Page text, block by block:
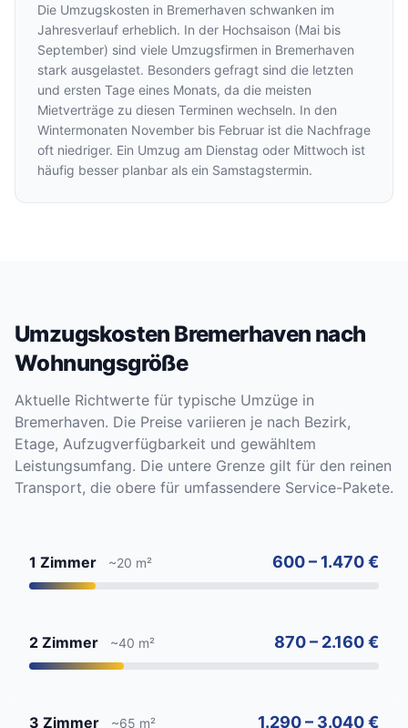
Die Umzugskosten in Bremerhaven schwanken im
Jahresverlauf erheblich. In der Hochsaison (Mai bis
September) sind viele Umzugsfirmen in Bremerhaven
stark ausgelastet. Besonders gefragt sind die letzten
und ersten Tage eines Monats, da die meisten
Mietverträge zu diesen Terminen wechseln. In den
Wintermonaten November bis Februar ist die Nachfrage
oft niedriger. Ein Umzug am Dienstag oder Mittwoch ist
häufig besser planbar als ein Samstagstermin.
Umzugskosten Bremerhaven nach
Wohnungsgröße
Aktuelle Richtwerte für typische Umzüge in
Bremerhaven. Die Preise variieren je nach Bezirk,
Etage, Aufzugverfügbarkeit und gewähltem
Leistungsumfang. Die untere Grenze gilt für den reinen
Transport, die obere für umfassendere Service-Pakete.
1 Zimmer ~20 m² 600 – 1.470 €
2 Zimmer ~40 m² 870 – 2.160 €
3 Zimmer ~65 m² 1.290 – 3.040 €